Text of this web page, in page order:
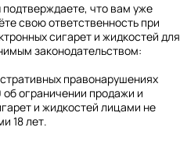
что вам уже
свою ответственность при
сигарет и жидкостей для
законодательством:
правонарушениях
ограничении продажи и
и жидкостей лицами не
18 лет.